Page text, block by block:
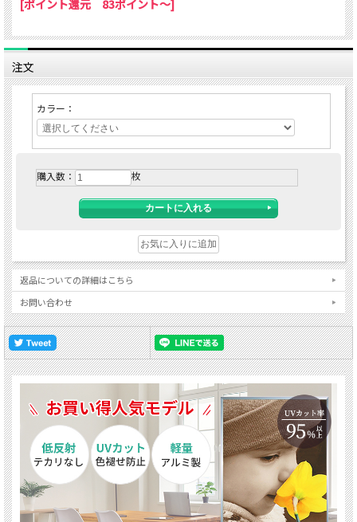
[ポイント還元 83ポイント～]
注文
カラー：
購入数： 枚
返品についての詳細はこちら
お問い合わせ